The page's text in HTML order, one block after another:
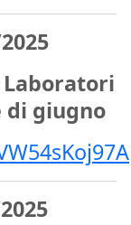
di giugno